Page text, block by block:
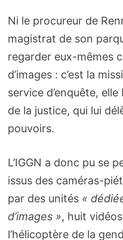
Ni le procureur de
magistrat de son
regarder eux-mêmes
d’images : c’est la
service d’enquête,
de la justice, qui lui
pouvoirs.
L’IGGN a donc pu se
issus des caméras-
par des unités «
d’images », huit
l’hélicoptère de la